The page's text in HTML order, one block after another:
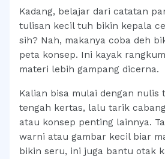
Kadang, belajar dari catatan
tulisan kecil tuh bikin kepala
sih? Nah, makanya coba deh
peta konsep. Ini kayak
materi lebih gampang dicerna.
Kalian bisa mulai dengan nulis
tengah kertas, lalu tarik
atau konsep penting lainnya.
warni atau gambar kecil biar
bikin seru, ini juga bantu otak